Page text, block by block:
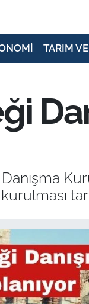
TARIM